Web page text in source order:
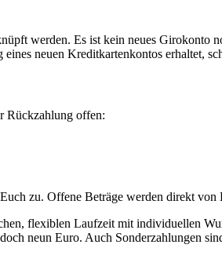
werden. Es ist kein neues Girokonto
neuen Kreditkartenkontos erhaltet,
Rückzahlung offen:
zu. Offene Beträge werden direkt von
flexiblen Laufzeit mit individuellen
neun Euro. Auch Sonderzahlungen